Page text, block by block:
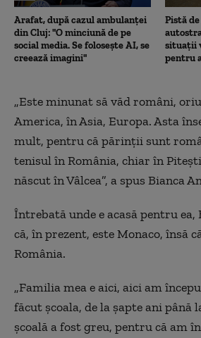
Arafat, după cazul ambulanței
din Cluj: "O minciună de pe
social media. Se folosește AI, se
creează imagini"
Pistă
situații
pentru
„Este minunat să văd români,
America, în Asia, Europa. Asta
mult, pentru că părinții sunt
tenisul în România, chiar în
născut în Vâlcea”, a spus Bianca
Întrebată unde e acasă pentru ea,
că, în prezent, este Monaco, însă
România.
„Familia mea e aici, aici am
făcut școala, de la șapte ani până
școală a fost greu, pentru că am